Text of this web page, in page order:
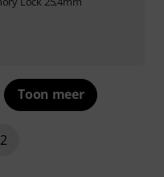
Toon meer
2